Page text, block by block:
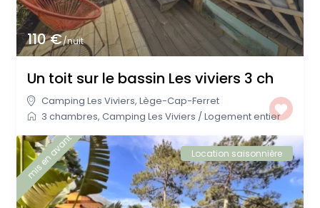
110 €/nuit
Un toit sur le bassin Les viviers 3 ch
Camping Les Viviers,Lège-Cap-Ferret
3 chambres,Camping Les Viviers /Logement entier
mis en avant Location saisonnière